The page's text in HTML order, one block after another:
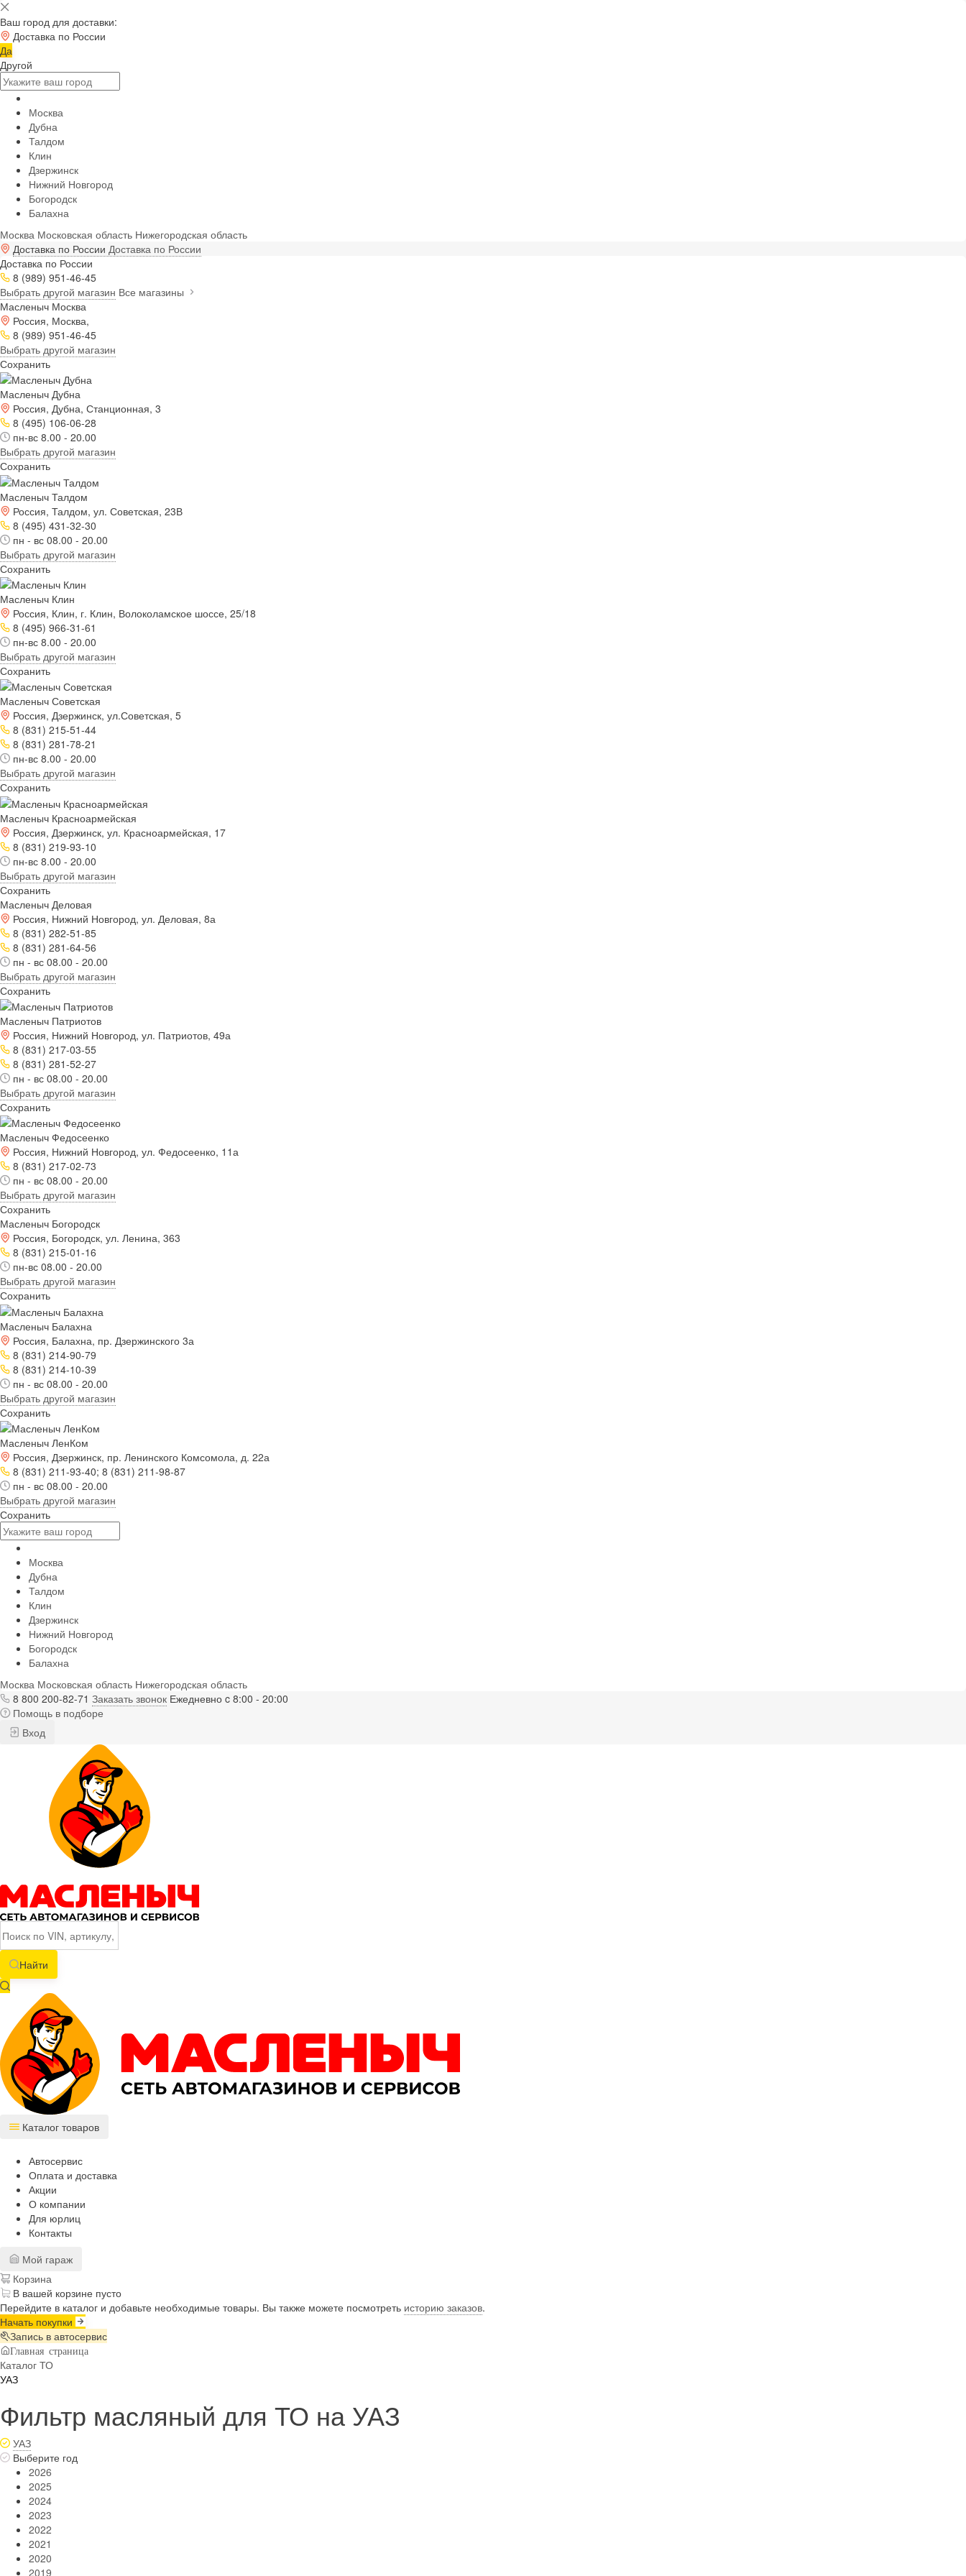
Ваш город для доставки:
Доставка по России
Да
Другой
Москва
Дубна
Талдом
Клин
Дзержинск
Нижний Новгород
Богородск
Балахна
Москва Московская область Нижегородская область
Доставка по России Доставка по России
Доставка по России
8 (989) 951-46-45
Выбрать другой магазин Все магазины
Масленыч Москва
Россия, Москва,
8 (989) 951-46-45
Выбрать другой магазин
Сохранить
Масленыч Дубна
Россия, Дубна, Станционная, 3
8 (495) 106-06-28
пн-вс 8.00 - 20.00
Выбрать другой магазин
Сохранить
Масленыч Талдом
Россия, Талдом, ул. Советская, 23В
8 (495) 431-32-30
пн - вс 08.00 - 20.00
Выбрать другой магазин
Сохранить
Масленыч Клин
Россия, Клин, г. Клин, Волоколамское шоссе, 25/18
8 (495) 966-31-61
пн-вс 8.00 - 20.00
Выбрать другой магазин
Сохранить
Масленыч Советская
Россия, Дзержинск, ул.Советская, 5
8 (831) 215-51-44
8 (831) 281-78-21
пн-вс 8.00 - 20.00
Выбрать другой магазин
Сохранить
Масленыч Красноармейская
Россия, Дзержинск, ул. Красноармейская, 17
8 (831) 219-93-10
пн-вс 8.00 - 20.00
Выбрать другой магазин
Сохранить
Масленыч Деловая
Россия, Нижний Новгород, ул. Деловая, 8а
8 (831) 282-51-85
8 (831) 281-64-56
пн - вс 08.00 - 20.00
Выбрать другой магазин
Сохранить
Масленыч Патриотов
Россия, Нижний Новгород, ул. Патриотов, 49а
8 (831) 217-03-55
8 (831) 281-52-27
пн - вс 08.00 - 20.00
Выбрать другой магазин
Сохранить
Масленыч Федосеенко
Россия, Нижний Новгород, ул. Федосеенко, 11а
8 (831) 217-02-73
пн - вс 08.00 - 20.00
Выбрать другой магазин
Сохранить
Масленыч Богородск
Россия, Богородск, ул. Ленина, 363
8 (831) 215-01-16
пн-вс 08.00 - 20.00
Выбрать другой магазин
Сохранить
Масленыч Балахна
Россия, Балахна, пр. Дзержинского 3а
8 (831) 214-90-79
8 (831) 214-10-39
пн - вс 08.00 - 20.00
Выбрать другой магазин
Сохранить
Масленыч ЛенКом
Россия, Дзержинск, пр. Ленинского Комсомола, д. 22а
8 (831) 211-93-40; 8 (831) 211-98-87
пн - вс 08.00 - 20.00
Выбрать другой магазин
Сохранить
Москва
Дубна
Талдом
Клин
Дзержинск
Нижний Новгород
Богородск
Балахна
Москва Московская область Нижегородская область
8 800 200-82-71 Заказать звонок Ежедневно c 8:00 - 20:00
Помощь в подборе
Вход
Найти
Каталог товаров
Автосервис
Оплата и доставка
Акции
О компании
Для юрлиц
Контакты
Мой гараж
Корзина
В вашей корзине пусто
Перейдите в каталог и добавьте необходимые товары. Вы также можете посмотреть историю заказов.
Начать покупки
Запись в автосервис
Главная страница
Каталог ТО
УАЗ
Фильтр масляный для ТО на УАЗ
УАЗ
Выберите год
2026
2025
2024
2023
2022
2021
2020
2019